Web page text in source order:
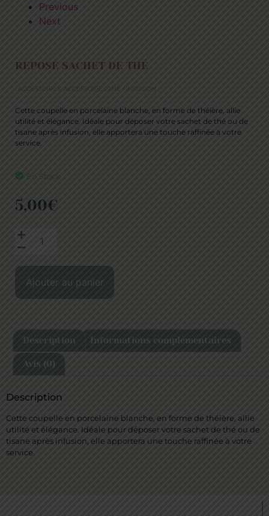
Previous
Next
REPOSE SACHET DE THÉ
ACCESSOIRES ACCESSOIRES THÉ / INFUSION
Cette coupelle en porcelaine blanche, en forme de théière, allie
utilité et élégance. Idéale pour déposer votre sachet de thé ou de
tisane après infusion, elle apportera une touche raffinée à votre
service.
En Stock
5,00€
Ajouter au panier
Description Informations complémentaires
Avis (0)
Description
Cette coupelle en porcelaine blanche, en forme de théière, allie
utilité et élégance. Idéale pour déposer votre sachet de thé ou de
tisane après infusion, elle apportera une touche raffinée à votre
service.